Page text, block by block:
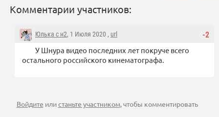
Комментарии участников:
-2
Юлька с н2, 1 Июля 2020 , url
У Шнура видео последних лет покруче всего
остального российского кинематографа.
Войдите илистаньте участником, чтобы комментировать